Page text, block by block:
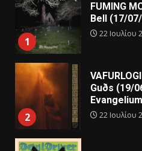
1
FUMING
Bell (17/
22 Ιουλίου
2
Guðs (19/
22 Ιουλίου